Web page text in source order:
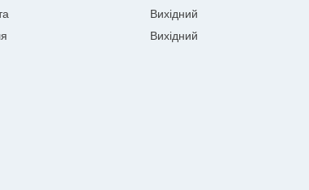
Вихідний
Вихідний